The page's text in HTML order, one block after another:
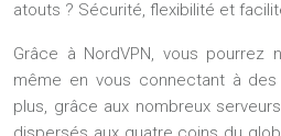
atouts ? Sécurité, flexibilité et
Grâce à NordVPN, vous pourrez
même en vous connectant à des
plus, grâce aux nombreux